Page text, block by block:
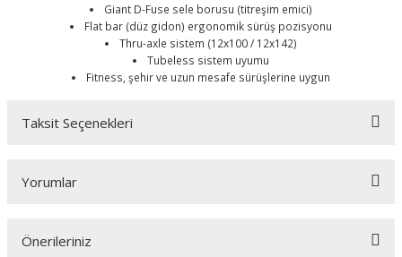
Giant D-Fuse sele borusu (titreşim emici)
Flat bar (düz gidon) ergonomik sürüş pozisyonu
Thru-axle sistem (12x100 / 12x142)
Tubeless sistem uyumu
Fitness, şehir ve uzun mesafe sürüşlerine uygun
Taksit Seçenekleri
Yorumlar
Önerileriniz